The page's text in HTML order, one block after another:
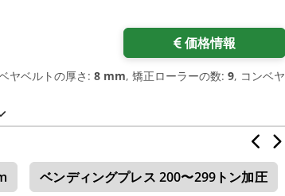
価格情報
ヤベルトの厚さ: 8 mm, 矯正ローラーの数: 9, コンベヤ
ベンディングプレス 200〜299トン加圧